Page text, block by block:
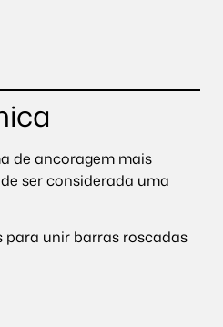
de ancoragem mais
ser considerada uma
para unir barras roscadas